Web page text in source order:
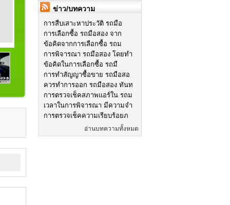
ข่าว/บทความ
การสืบเสาะหาประวัติ รถมือ
การเลือกซื้อ รถมือสอง จาก
ข้อคิดจากการเลือกซื้อ รถม
การพิจารณา รถมือสอง โดยทำ
ข้อคิดในการเลือกซื้อ รถมื
การทำสัญญาซื้อขาย รถมือสอ
ควรทำการออก รถมือสอง ทันท
การตรวจเช็คสภาพแอร์ใน รถม
เวลาในการพิจารณา มีความจำ
การตรวจเช็คความเรียบร้อยภ
อ่านบทความทั้งหมด